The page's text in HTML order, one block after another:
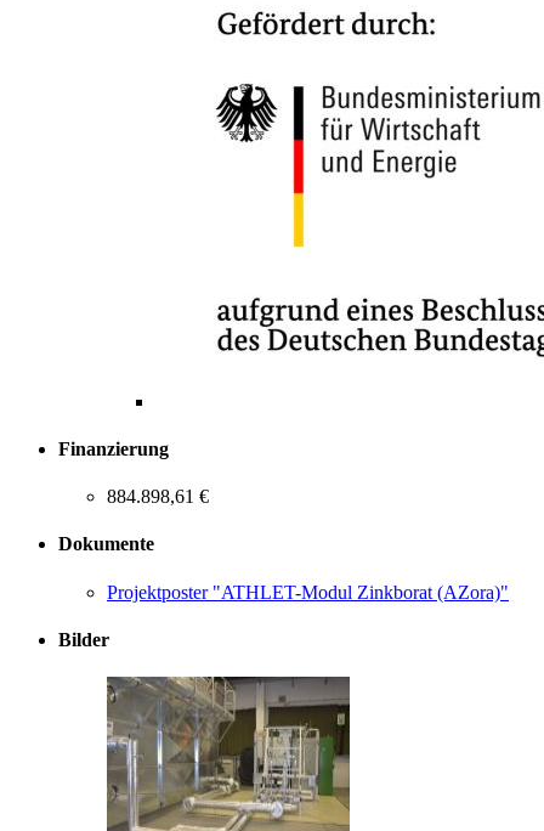
Finanzierung
884.898,61 €
Dokumente
Projektposter "ATHLET-Modul Zinkborat (AZora)"
Bilder